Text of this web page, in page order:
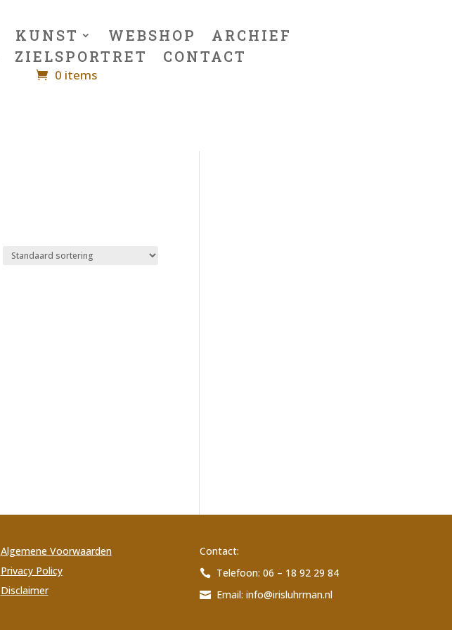
KUNST WEBSHOP
ARCHIEF
ZIELSPORTRET CONTACT
0 items
Algemene Voorwaarden
Privacy Policy
Disclaimer
Contact:
 Telefoon: 06 – 18 92 29 84
 Email:info@irisluhrman.nl